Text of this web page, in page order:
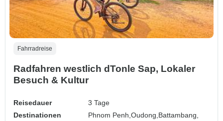
Fahrradreise
Radfahren westlich dTonle Sap, Lokaler
Besuch & Kultur
Reisedauer
3 Tage
Destinationen
Phnom Penh,Oudong, Battambang,